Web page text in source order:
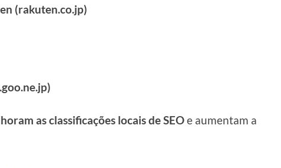
(rakuten.co.jp)
as classificações locais de SEOe aumentam a